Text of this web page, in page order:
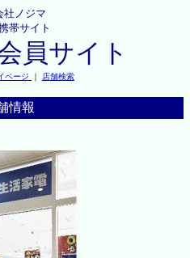
社ノジマ
帯サイト
員サイト
ページ ｜ 店舗検索
情報